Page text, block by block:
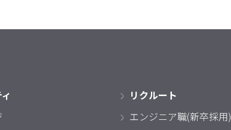
リクルート
エンジニア職(新卒採用)